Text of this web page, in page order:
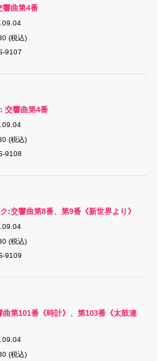
響曲第4番
(税込)
9107
交響曲第4番
(税込)
9108
:交響曲第8番、第9番《新世界より》
(税込)
9109
第101番《時計》、第103番《太鼓連
(税込)